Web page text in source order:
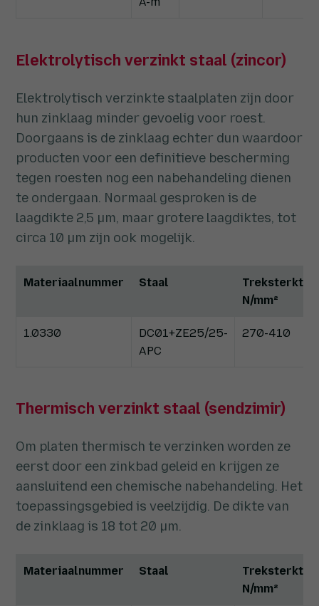
Elektrolytisch verzinkt staal (zincor)
Elektrolytisch verzinkte staalplaten zijn door
hun zinklaag minder gevoelig voor roest.
Doorgaans is de zinklaag echter dun waardoor
producten voor een definitieve bescherming
tegen roesten nog een nabehandeling dienen
te ondergaan. Normaal gesproken is de
laagdikte 2,5 µm, maar grotere laagdiktes, tot
circa 10 µm zijn ook mogelijk.
Materiaalnummer Staal
Treksterkte
N/mm²
1.0330
DC01+ZE25/25-
APC
270-410
Thermisch verzinkt staal (sendzimir)
Om platen thermisch te verzinken worden ze
eerst door een zinkbad geleid en krijgen ze
aansluitend een chemische nabehandeling. Het
toepassingsgebied is veelzijdig. De dikte van
de zinklaag is 18 tot 20 µm.
Materiaalnummer Staal
Treksterkte
N/mm²